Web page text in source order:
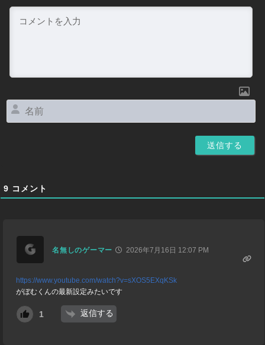
9 コメント
名無しのゲーマー 2026年7月16日 12:07 PM
https://www.youtube.com/watch?v=sXOS5EXqKSk
がぼむくんの最新設定みたいです
1 返信する